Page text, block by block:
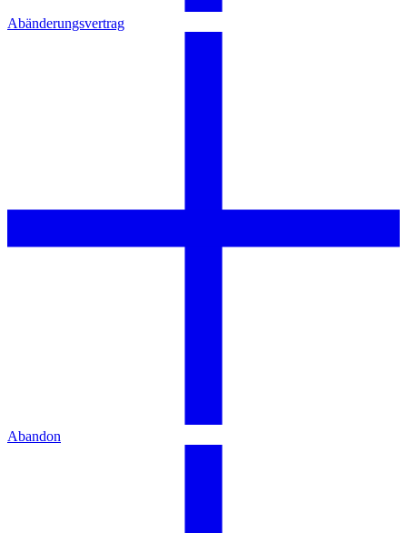
Abänderungsvertrag
Abandon